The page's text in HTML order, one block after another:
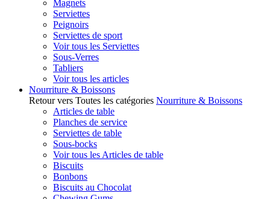
Magnets
Serviettes
Peignoirs
Serviettes de sport
Voir tous les Serviettes
Sous-Verres
Tabliers
Voir tous les articles
Nourriture & Boissons
Retour vers Toutes les catégories Nourriture & Boissons
Articles de table
Planches de service
Serviettes de table
Sous-bocks
Voir tous les Articles de table
Biscuits
Bonbons
Biscuits au Chocolat